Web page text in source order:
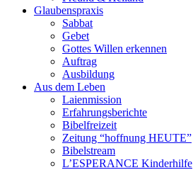
Glaubenspraxis
Sabbat
Gebet
Gottes Willen erkennen
Auftrag
Ausbildung
Aus dem Leben
Laienmission
Erfahrungsberichte
Bibelfreizeit
Zeitung “hoffnung HEUTE”
Bibelstream
L’ESPERANCE Kinderhilfe